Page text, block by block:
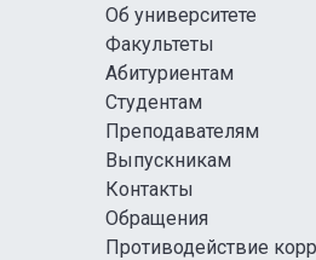
Об университете
Факультеты
Абитуриентам
Студентам
Преподавателям
Выпускникам
Контакты
Обращения
Противодействие